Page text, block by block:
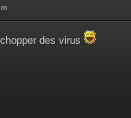
des virus